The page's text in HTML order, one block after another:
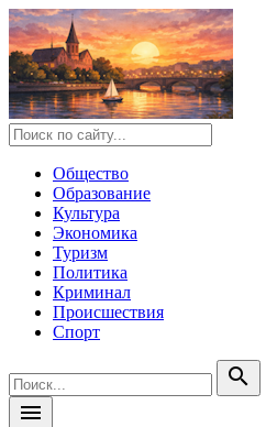
Общество
Образование
Культура
Экономика
Туризм
Политика
Криминал
Происшествия
Спорт
search
menu